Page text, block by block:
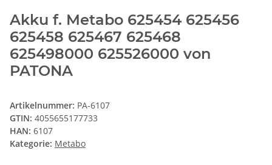
Akku f. Metabo 625454 625456
625458 625467 625468
625498000 625526000 von
PATONA
Artikelnummer: PA-6107
GTIN: 4055655177733
HAN: 6107
Kategorie: Metabo